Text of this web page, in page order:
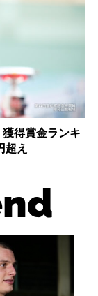
獲得賞金ランキ
超え